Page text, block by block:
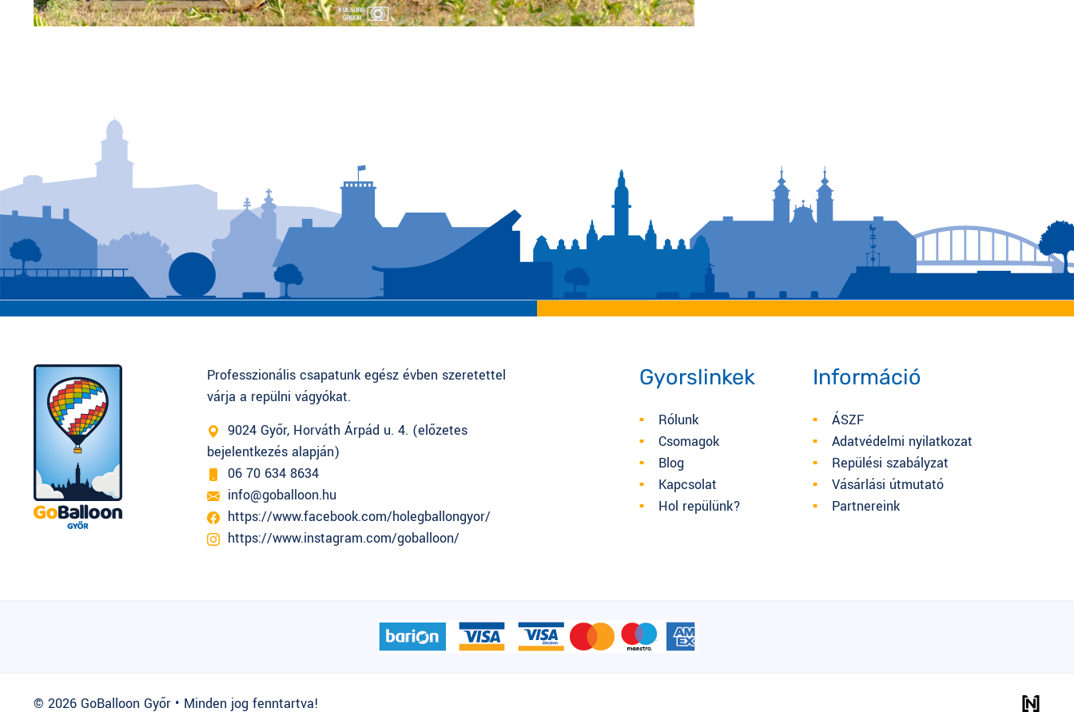
Professzionális csapatunk egész évben szeretettel
várja a repülni vágyókat.
9024 Győr, Horváth Árpád u. 4. (előzetes
bejelentkezés alapján)
06 70 634 8634
info@goballoon.hu
https://www.facebook.com/holegballongyor/
https://www.instagram.com/goballoon/
Gyorslinkek
Rólunk
Csomagok
Blog
Kapcsolat
Hol repülünk?
Információ
ÁSZF
Adatvédelmi nyilatkozat
Repülési szabályzat
Vásárlási útmutató
Partnereink
© 2026 GoBalloon Győr • Minden jog fenntartva!